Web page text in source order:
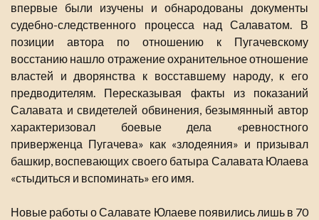
впервые были изучены и обнародованы документы
судебно-следственного процесса над Салаватом. В
позиции автора по отношению к Пугачевскому
восстанию нашло отражение охранительное отношение
властей и дворянства к восставшему народу, к его
предводителям. Пересказывая факты из показаний
Салавата и свидетелей обвинения, безымянный автор
характеризовал боевые дела «ревностного
приверженца Пугачева» как «злодеяния» и призывал
башкир, воспевающих своего батыра Салавата Юлаева
«стыдиться и вспоминать» его имя.
Новые работы о Салавате Юлаеве появились лишь в 70